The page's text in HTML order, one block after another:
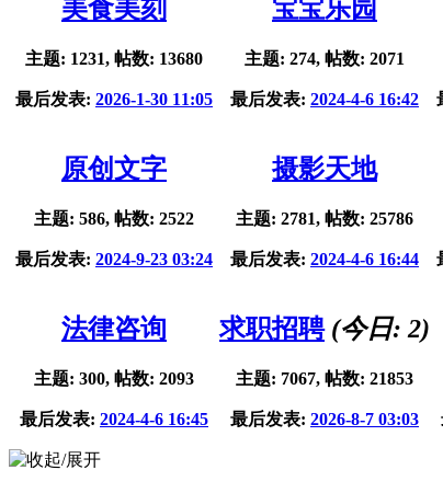
美食美刻
主题: 1231, 帖数: 13680
最后发表: 2026-1-30 11:05
宝宝乐园
主题: 274, 帖数: 2071
最后发表: 2024-4-6 16:42
原创文字
主题: 586, 帖数: 2522
最后发表: 2024-9-23 03:24
摄影天地
主题: 2781, 帖数: 25786
最后发表: 2024-4-6 16:44
法律咨询
主题: 300, 帖数: 2093
最后发表: 2024-4-6 16:45
求职招聘(今日: 2)
主题: 7067, 帖数: 21853
最后发表: 2026-8-7 03:03